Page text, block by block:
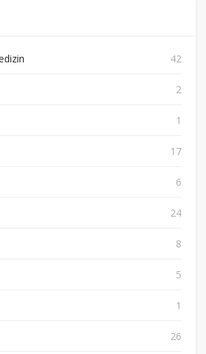
42
2
1
17
6
24
8
5
1
26